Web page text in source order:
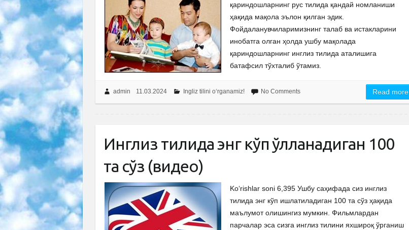
қариндошларнинг рус тилида қандай номланиши
ҳақида мақола эълон қилган эдик.
Фойдаланувчиларимизнинг талаб ва истакларини
инобатга олган ҳолда ушбу мақолада
қариндошларнинг инглиз тилида аталишига
батафсил тўхталиб ўтамиз.
admin 11.03.2024 Ingliz tilini o‘rganamiz! No Comments Read more
Инглиз тилида энг кўп қўлланадиган 100
та сўз (видео)
Ko‘rishlar soni 6,395 Ушбу саҳифада сиз инглиз
тилида энг кўп ишлатиладиган 100 та сўз ҳақида
маълумот олишингиз мумкин. Фильмлардан
парчалар эса сизга инглиз тилини яхшироқ ўрганиш